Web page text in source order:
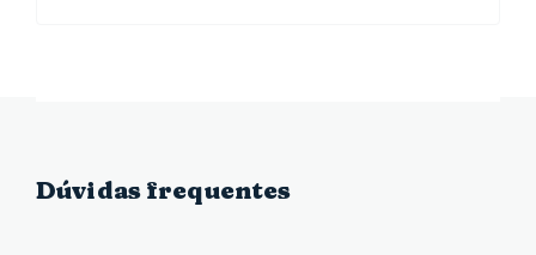
Dúvidas frequentes